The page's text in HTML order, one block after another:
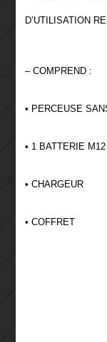
D’UTILISATION
– COMPREND :
• PERCEUSE
• 1 BATTERIE
• CHARGEUR
• COFFRET